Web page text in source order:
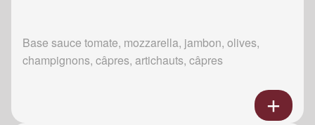
Base sauce tomate, mozzarella, jambon, olives,
champignons, câpres, artichauts, câpres